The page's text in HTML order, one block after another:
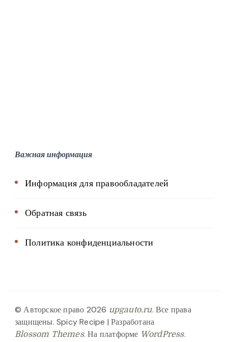
Важная информация
Информация для правообладателей
Обратная связь
Политика конфиденциальности
© Авторское право 2026 upgauto.ru. Все права
защищены. Spicy Recipe | Разработана
Blossom Themes. На платформе WordPress.